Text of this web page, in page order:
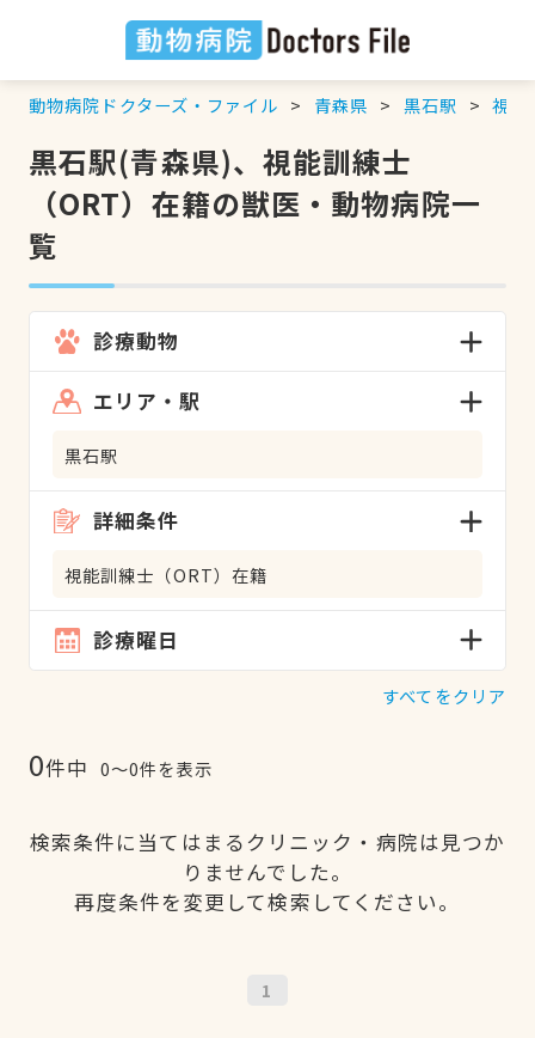
動物病院ドクターズ・ファイル 青森県 黒石駅 視能
黒石駅(青森県)、視能訓練士
（ORT）在籍の獣医・動物病院一
覧
診療動物
エリア・駅
黒石駅
詳細条件
視能訓練士（ORT）在籍
診療曜日
すべてをクリア
0件中 0〜0件を表示
検索条件に当てはまるクリニック・病院は見つか
りませんでした。
再度条件を変更して検索してください。
1